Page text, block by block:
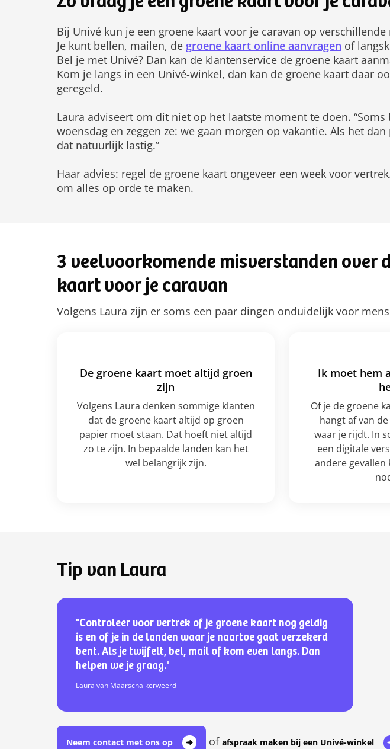
Bij Univé kun je een groene kaart voor je caravan op
Je kunt bellen, mailen, de groene kaart online aanvragen of
Bel je met Univé? Dan kan de klantenservice de groene kaart
Kom je langs in een Univé-winkel, dan kan de groene kaart daar
geregeld.
Laura adviseert om dit niet op het laatste moment te doen.
woensdag en zeggen ze: we gaan morgen op vakantie. Als het
dat natuurlijk lastig.”
Haar advies: regel de groene kaart ongeveer een week voor
om alles op orde te maken.
3 veelvoorkomende misverstanden over
kaart voor je caravan
Volgens Laura zijn er soms een paar dingen onduidelijk voor
De groene kaart moet altijd groen
zijn
Volgens Laura denken sommige klanten
dat de groene kaart altijd op groen
papier moet staan. Dat hoeft niet altijd
zo te zijn. In bepaalde landen kan het
wel belangrijk zijn.
Ik moet hem
Of je de groene
hangt af van
waar je rijdt. In
een digitale
andere gevallen
Tip van Laura
"Controleer voor vertrek of je groene kaart nog geldig
is en of je in de landen waar je naartoe gaat verzekerd
bent. Als je twijfelt, bel, mail of kom even langs. Dan
helpen we je graag."
Laura van Maarschalkerweerd
Neem contact met ons op of afspraak maken bij een Univé-winkel